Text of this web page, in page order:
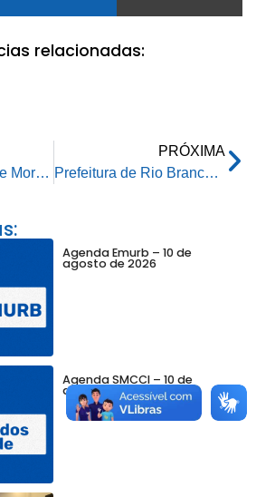
relacionadas:
Edilberto Afonso de Moraes
PRÓXIMA
Prefeitura de Rio Branco remove famílias atingidas pela cheia do Rio Acre
Agenda Emurb – 10 de
agosto de 2026
Agenda SMCCI – 10 de
agosto de 2026